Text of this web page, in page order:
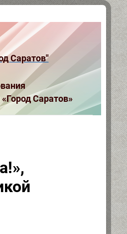
Саратов"
Саратов»